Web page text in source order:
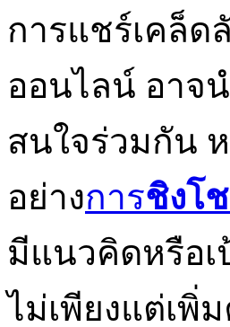
การแชร์เคล็ด
ออนไลน์ อาจ
สนใจร่วมกัน
อย่างการชิงโ
มีแนวคิดหรือเ
ไม่เพียงแต่เพิ่